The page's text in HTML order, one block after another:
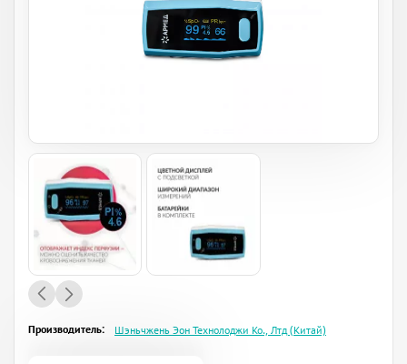
Производитель: Шэньчжень Эон Технолоджи Ко., Лтд (Китай)